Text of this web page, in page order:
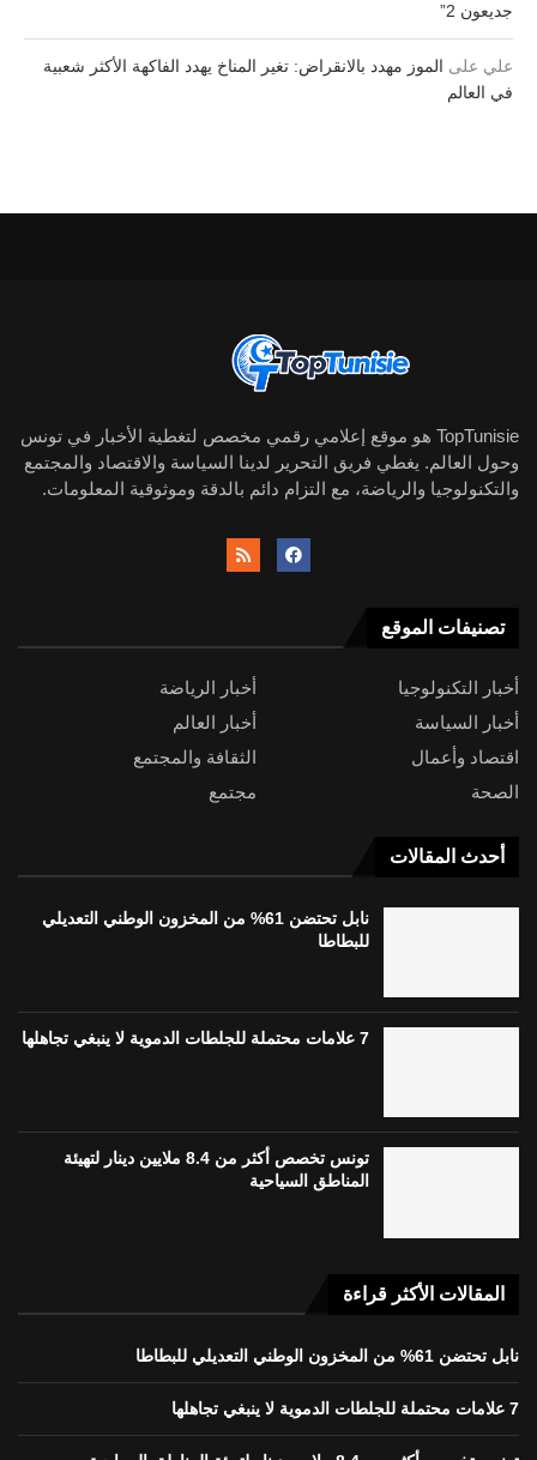
جديعون 2”
علي على الموز مهدد بالانقراض: تغير المناخ يهدد الفاكهة الأكثر شعبية
في العالم
TopTunisie هو موقع إعلامي رقمي مخصص لتغطية الأخبار في تونس
وحول العالم. يغطي فريق التحرير لدينا السياسة والاقتصاد والمجتمع
والتكنولوجيا والرياضة، مع التزام دائم بالدقة وموثوقية المعلومات.
تصنيفات الموقع
أخبار التكنولوجيا
أخبار الرياضة
أخبار السياسة
أخبار العالم
اقتصاد وأعمال
الثقافة والمجتمع
الصحة
مجتمع
أحدث المقالات
نابل تحتضن 61% من المخزون الوطني التعديلي
للبطاطا
7 علامات محتملة للجلطات الدموية لا ينبغي تجاهلها
تونس تخصص أكثر من 8.4 ملايين دينار لتهيئة
المناطق السياحية
المقالات الأكثر قراءة
نابل تحتضن 61% من المخزون الوطني التعديلي للبطاطا
7 علامات محتملة للجلطات الدموية لا ينبغي تجاهلها